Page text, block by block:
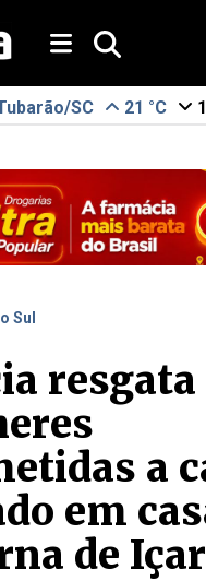
SC 21 °C
Sul
resgata
a
em
de